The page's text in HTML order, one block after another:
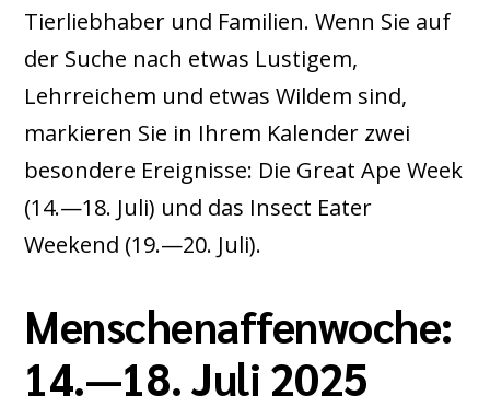
Tierliebhaber und Familien. Wenn Sie auf
der Suche nach etwas Lustigem,
Lehrreichem und etwas Wildem sind,
markieren Sie in Ihrem Kalender zwei
besondere Ereignisse: Die Great Ape Week
(14.—18. Juli) und das Insect Eater
Weekend (19.—20. Juli).
Menschenaffenwoche:
14.—18. Juli 2025